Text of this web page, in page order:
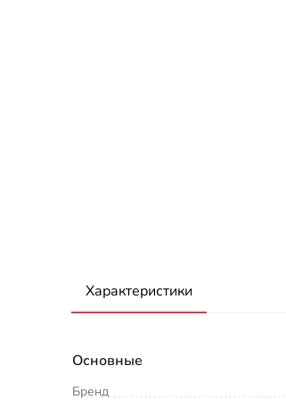
Характеристики
Основные
Бренд